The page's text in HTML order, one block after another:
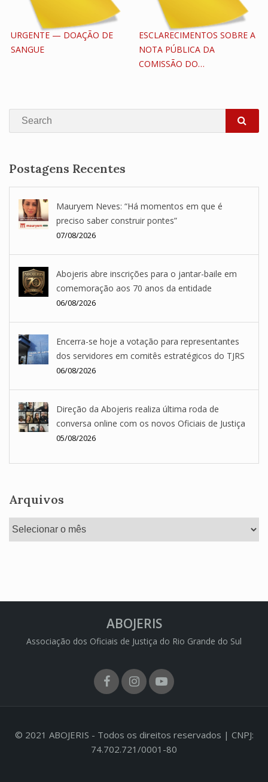
URGENTE — DOAÇÃO DE
SANGUE
ESCLARECIMENTOS SOBRE A
NOTA PÚBLICA DA
COMISSÃO DO…
Search
Postagens Recentes
Mauryem Neves: “Há momentos em que é
preciso saber construir pontes”
07/08/2026
Abojeris abre inscrições para o jantar-baile em
comemoração aos 70 anos da entidade
06/08/2026
Encerra-se hoje a votação para representantes
dos servidores em comitês estratégicos do TJRS
06/08/2026
Direção da Abojeris realiza última roda de
conversa online com os novos Oficiais de Justiça
05/08/2026
Arquivos
Arquivos
ABOJERIS
Associação dos Oficiais de Justiça do Rio Grande do Sul
FacebookInstagram
Youtube
© 2021 ABOJERIS - Todos os direitos reservados | CNPJ:
74.702.721/0001-80